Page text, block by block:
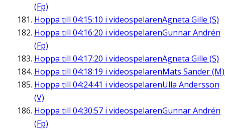
(Fp)
Hoppa till 04:15:10 i videospelarenAgneta Gille (S)
Hoppa till 04:16:20 i videospelarenGunnar Andrén
(Fp)
Hoppa till 04:17:20 i videospelarenAgneta Gille (S)
Hoppa till 04:18:19 i videospelarenMats Sander (M)
Hoppa till 04:24:41 i videospelarenUlla Andersson
(V)
Hoppa till 04:30:57 i videospelarenGunnar Andrén
(Fp)